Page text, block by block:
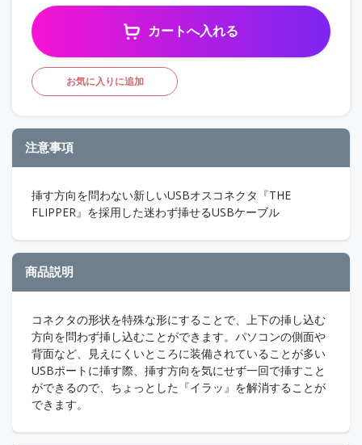
カートへ入れる
お気に入りに追加
注意事項
挿す方向を問わない新しいUSBオスコネクタ『THE
FLIPPER』を採用した迷わず挿せるUSBケーブル
商品説明
コネクタの形状を特殊な形にすることで、上下の挿し込む
方向を問わず挿し込むことができます。パソコンの側面や
背面など、見えにくいところに装備されていることが多い
USBポートに挿す際、挿す方向を気にせず一回で挿すこと
ができるので、ちょっとした『イラッ』を解消することが
できます。